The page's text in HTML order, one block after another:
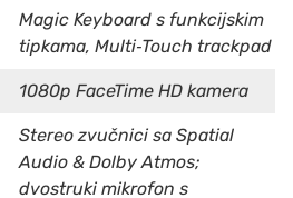
Magic Keyboard s funkcijskim
tipkama, Multi‑Touch trackpad
1080p FaceTime HD kamera
Stereo zvučnici sa Spatial
Audio & Dolby Atmos;
dvostruki mikrofon s